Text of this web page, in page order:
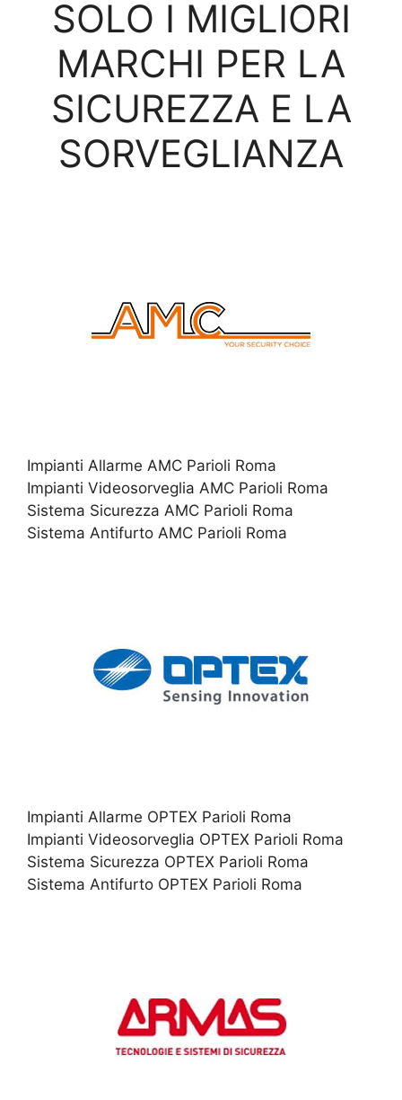
SOLO I MIGLIORI
MARCHI PER LA
SICUREZZA E LA
SORVEGLIANZA
Impianti Allarme AMC Parioli Roma
Impianti Videosorveglia AMC Parioli Roma
Sistema Sicurezza AMC Parioli Roma
Sistema Antifurto AMC Parioli Roma
Impianti Allarme OPTEX Parioli Roma
Impianti Videosorveglia OPTEX Parioli Roma
Sistema Sicurezza OPTEX Parioli Roma
Sistema Antifurto OPTEX Parioli Roma